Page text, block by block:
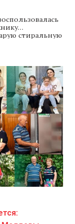
стиральную
и
покрыл
78-летний